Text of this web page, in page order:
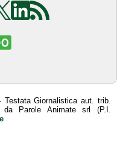
Giornalistica aut. trib.
Parole Animate srl (P.I.